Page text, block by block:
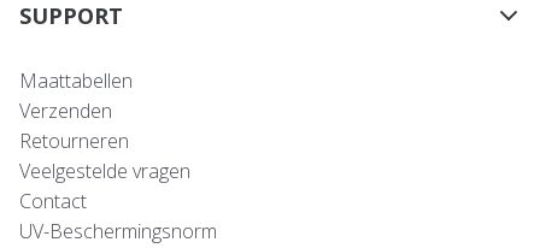
SUPPORT
Maattabellen
Verzenden
Retourneren
Veelgestelde vragen
Contact
UV-Beschermingsnorm